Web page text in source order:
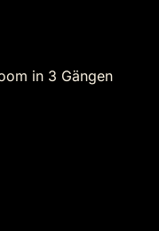
in 3 Gängen